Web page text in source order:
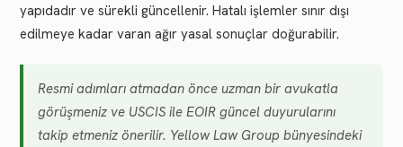
yapıdadır ve sürekli güncellenir. Hatalı işlemler sınır dışı
edilmeye kadar varan ağır yasal sonuçlar doğurabilir.
Resmi adımları atmadan önce uzman bir avukatla
görüşmeniz ve USCIS ile EOIR güncel duyurularını
takip etmeniz önerilir. Yellow Law Group bünyesindeki